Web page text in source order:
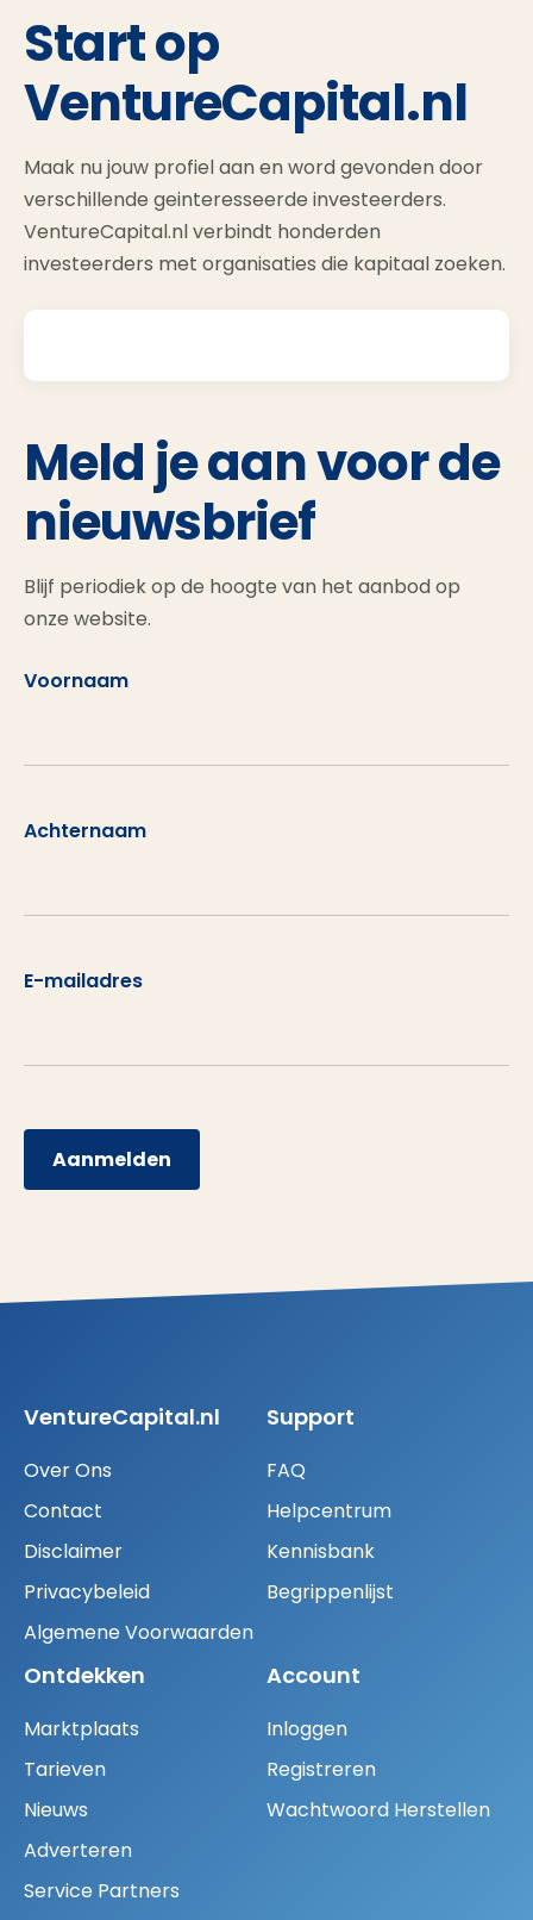
Start op
VentureCapital.nl
Maak nu jouw profiel aan en word gevonden door
verschillende geinteresseerde investeerders.
VentureCapital.nl verbindt honderden
investeerders met organisaties die kapitaal zoeken.
Meld je aan voor de
nieuwsbrief
Blijf periodiek op de hoogte van het aanbod op
onze website.
Voornaam
Achternaam
E-mailadres
Aanmelden
VentureCapital.nl
Over Ons
Contact
Disclaimer
Privacybeleid
Algemene Voorwaarden
Support
FAQ
Helpcentrum
Kennisbank
Begrippenlijst
Ontdekken
Marktplaats
Tarieven
Nieuws
Adverteren
Service Partners
Account
Inloggen
Registreren
Wachtwoord Herstellen